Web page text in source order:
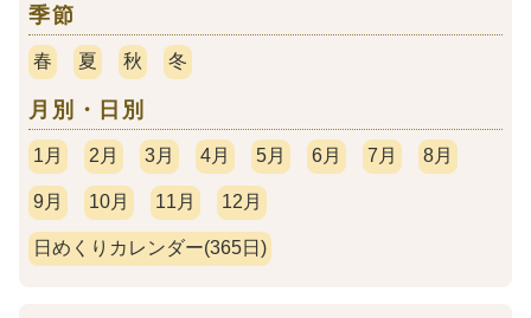
季節
春 夏 秋 冬
月別・日別
1月 2月 3月 4月 5月 6月 7月 8月
9月 10月 11月 12月
日めくりカレンダー(365日)